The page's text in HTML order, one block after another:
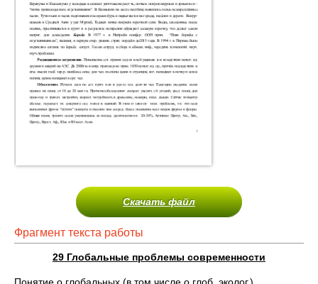
Скачать файл
Фрагмент текста работы
29 Глобальные проблемы современности